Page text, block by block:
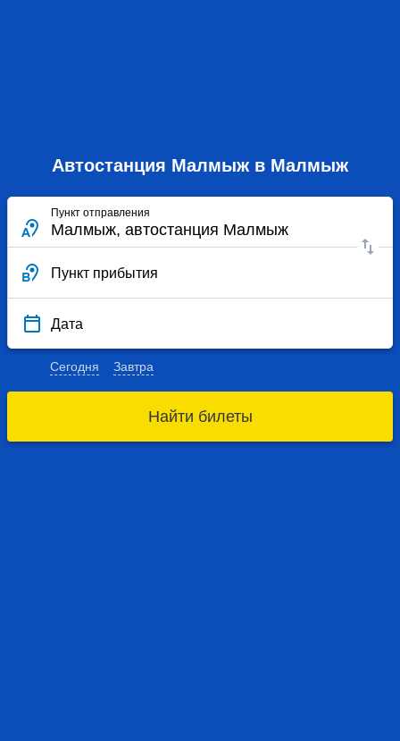
Автостанция Малмыж в Малмыж
Пункт отправления
Пункт прибытия
Дата
Сегодня Завтра
Найти билеты